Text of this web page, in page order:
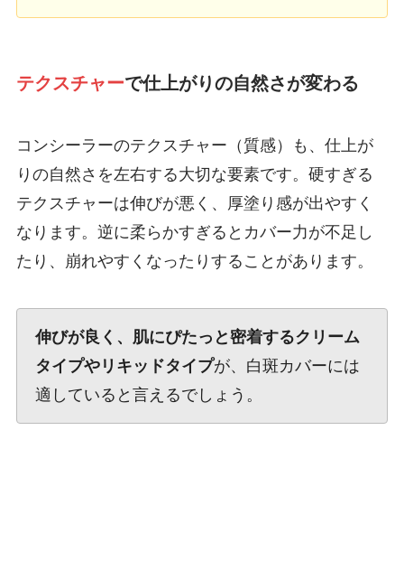
テクスチャーで仕上がりの自然さが変わる
コンシーラーのテクスチャー（質感）も、仕上が
りの自然さを左右する大切な要素です。硬すぎる
テクスチャーは伸びが悪く、厚塗り感が出やすく
なります。逆に柔らかすぎるとカバー力が不足し
たり、崩れやすくなったりすることがあります。
伸びが良く、肌にぴたっと密着するクリーム
タイプやリキッドタイプが、白斑カバーには
適していると言えるでしょう。